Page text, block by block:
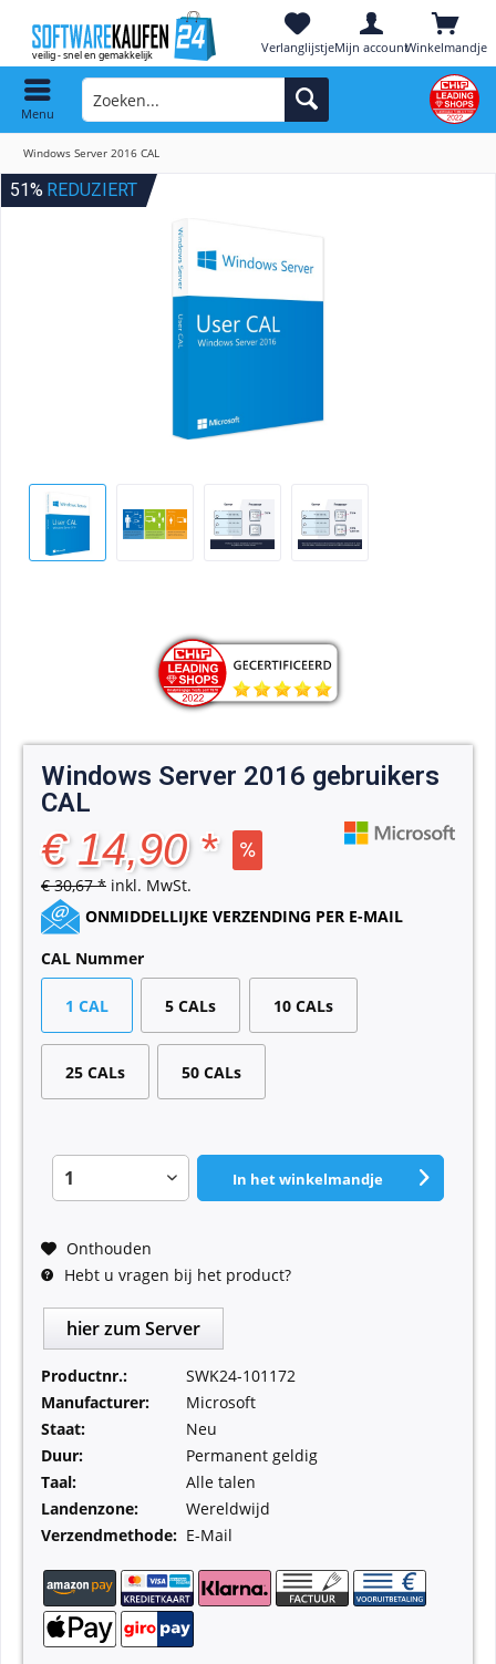
Winkelmandje
VerlanglijstjeMijn account
Menu
Windows Server 2016 CAL
51% REDUZIERT
Windows Server 2016 gebruikers
CAL
€ 14,90 *
€ 30,67 * inkl. MwSt.
ONMIDDELLIJKE VERZENDING PER E-MAIL
CAL Nummer
1 CAL 5 CALs 10 CALs
25 CALs 50 CALs
In het winkelmandje
Onthouden
Hebt u vragen bij het product?
hier zum Server
Productnr.:
SWK24-101172
Manufacturer:
Microsoft
Staat:
Neu
Duur:
Permanent geldig
Taal:
Alle talen
Landenzone:
Wereldwijd
Verzendmethode: E-Mail